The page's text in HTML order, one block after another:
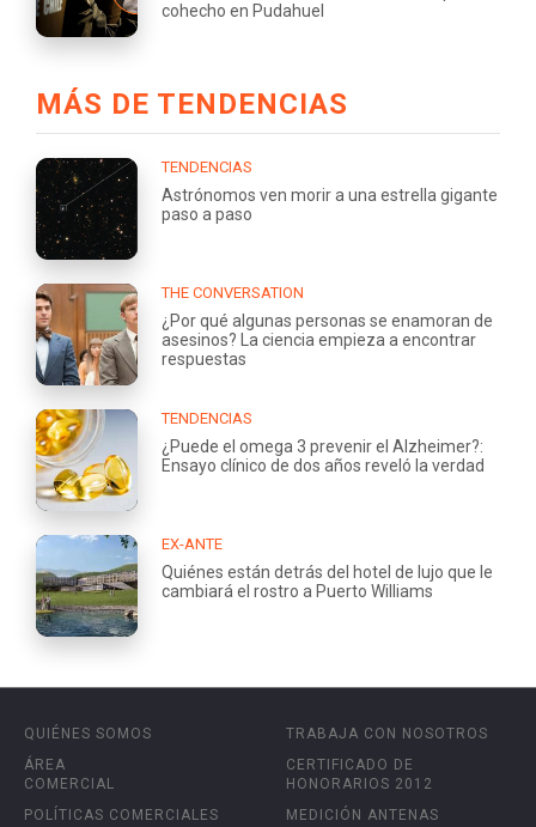
cohecho en Pudahuel
MÁS DE TENDENCIAS
TENDENCIAS
Astrónomos ven morir a una estrella gigante
paso a paso
THE CONVERSATION
¿Por qué algunas personas se enamoran de
asesinos? La ciencia empieza a encontrar
respuestas
TENDENCIAS
¿Puede el omega 3 prevenir el Alzheimer?:
Ensayo clínico de dos años reveló la verdad
EX-ANTE
Quiénes están detrás del hotel de lujo que le
cambiará el rostro a Puerto Williams
QUIÉNES SOMOS
ÁREA
COMERCIAL
POLÍTICAS COMERCIALES
TRABAJA CON NOSOTROS
CERTIFICADO DE
HONORARIOS 2012
MEDICIÓN ANTENAS